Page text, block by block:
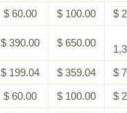
$ 60.00 $ 100.00 $
$ 390.00 $ 650.00
$ 199.04 $ 359.04
$
$ 60.00 $ 100.00
$